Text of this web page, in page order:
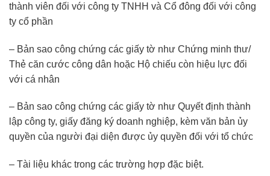
thành viên đối với công ty TNHH và Cổ đông đối với công
ty cổ phần
– Bản sao công chứng các giấy tờ như Chứng minh thư/
Thẻ căn cước công dân hoặc Hộ chiếu còn hiệu lực đối
với cá nhân
– Bản sao công chứng các giấy tờ như Quyết định thành
lập công ty, giấy đăng ký doanh nghiệp, kèm văn bản ủy
quyền của người đại diện được ủy quyền đối với tổ chức
– Tài liệu khác trong các trường hợp đặc biệt.